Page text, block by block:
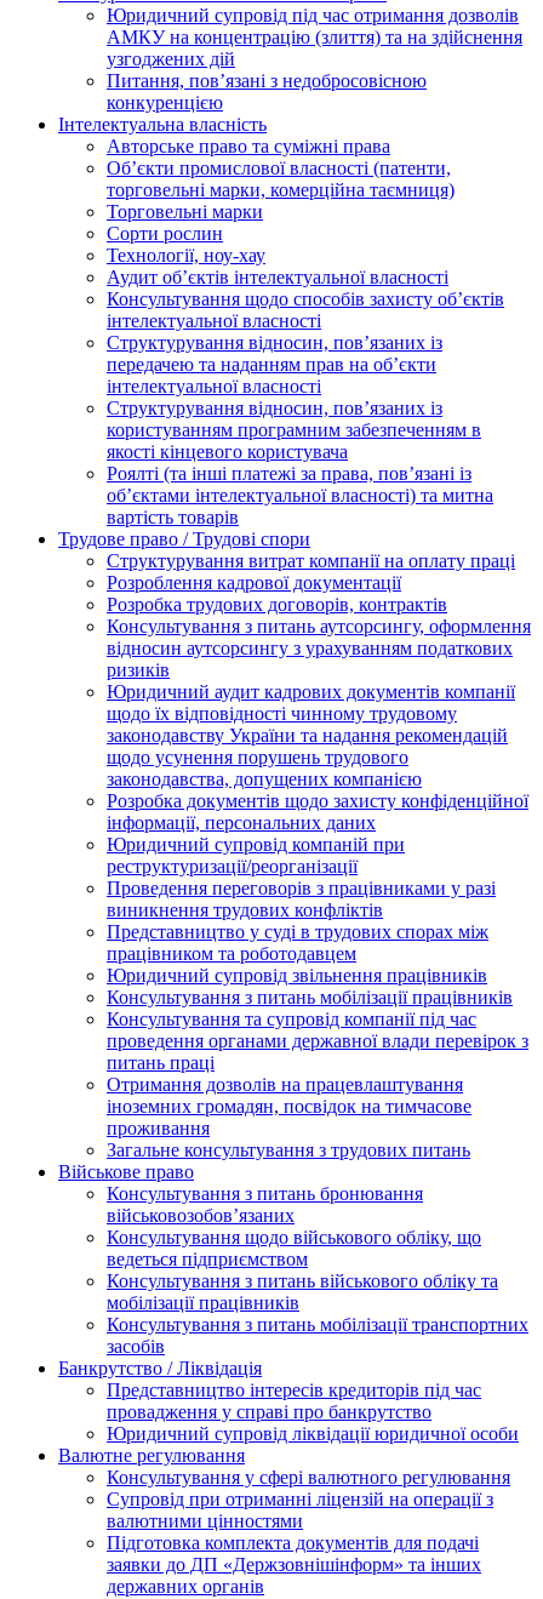
Юридичний супровід під час отримання дозволів
АМКУ на концентрацію (злиття) та на здійснення
узгоджених дій
Питання, пов’язані з недобросовісною
конкуренцією
Інтелектуальна власність
Авторське право та суміжні права
Oб’єкти промислової власності (патенти,
торговельні марки, комерційна таємниця)
Торговельні марки
Сорти рослин
Технології, ноу-хау
Аудит об’єктів інтелектуальної власності
Консультування щодо способів захисту об’єктів
інтелектуальної власності
Структурування відносин, пов’язаних із
передачею та наданням прав на об’єкти
інтелектуальної власності
Структурування відносин, пов’язаних із
користуванням програмним забезпеченням в
якості кінцевого користувача
Роялті (та інші платежі за права, пов’язані із
об’єктами інтелектуальної власності) та митна
вартість товарів
Трудове право / Трудові спори
Cтруктурування витрат компанії на оплату праці
Розроблення кадрової документації
Розробка трудових договорів, контрактів
Консультування з питань аутсорсингу, оформлення
відносин аутсорсингу з урахуванням податкових
ризиків
Юридичний аудит кадрових документів компанії
щодо їх відповідності чинному трудовому
законодавству України та надання рекомендацій
щодо усунення порушень трудового
законодавства, допущених компанією
Розробка документів щодо захисту конфіденційної
інформації, персональних даних
Юридичний супровід компаній при
реструктуризації/реорганізації
Проведення переговорів з працівниками у разі
виникнення трудових конфліктів
Представництво у суді в трудових спорах між
працівником та роботодавцем
Юридичний супровід звільнення працівників
Консультування з питань мобілізації працівників
Консультування та супровід компанії під час
проведення органами державної влади перевірок з
питань праці
Отримання дозволів на працевлаштування
іноземних громадян, посвідок на тимчасове
проживання
Загальне консультування з трудових питань
Військове право
Консультування з питань бронювання
військовозобов’язаних
Консультування щодо військового обліку, що
ведеться підприємством
Консультування з питань військового обліку та
мобілізації працівників
Консультування з питань мобілізації транспортних
засобів
Банкрутство / Ліквідація
Представництво інтересів кредиторів під час
провадження у справі про банкрутство
Юридичний супровід ліквідації юридичної особи
Валютне регулювання
Консультування у сфері валютного регулювання
Супровід при отриманні ліцензій на операції з
валютними цінностями
Підготовка комплекта документів для подачі
заявки до ДП «Держзовнішінформ» та інших
державних органів